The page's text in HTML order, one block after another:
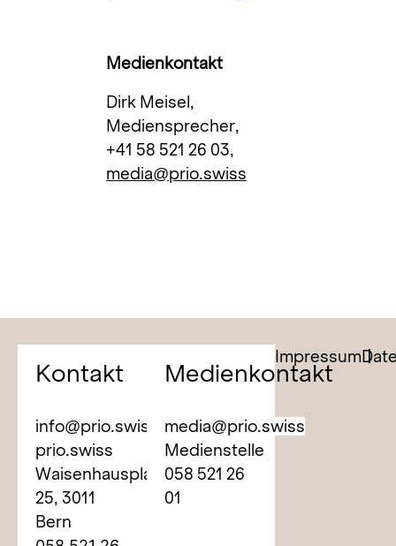
Medienkontakt
Dirk Meisel,
Mediensprecher,
+41 58 521 26 03,
media@prio.swiss
Kontakt
info@prio.swiss
prio.swiss
Waisenhausplatz
25, 3011
Bern
Medienkontakt
media@prio.swiss
Medienstelle
058 521 26
01
Impressum